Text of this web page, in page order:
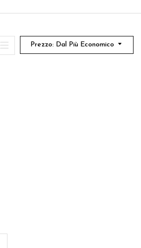
Prezzo: Dal Più Economico